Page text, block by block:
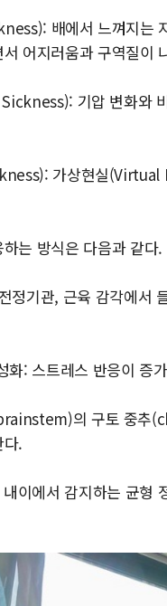
배에서 느껴지는
어지러움과 구역질이
기압 변화와
가상현실
는 방식은 다음과 같다.
정기관, 근육 감각에서
화: 스트레스 반응이 증
의 구토 중
.
이에서 감지하는 균형